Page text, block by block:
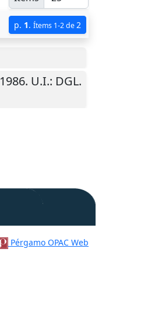
p. 1. Ítems 1-2 de 2
1986. U.I.: DGL.
Pérgamo OPAC Web